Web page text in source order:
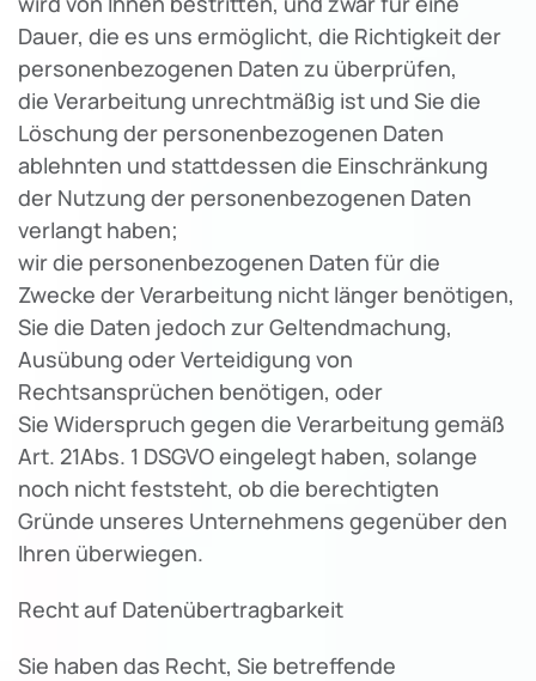
Dauer, die es uns ermöglicht, die Richtigkeit der
personenbezogenen Daten zu überprüfen,
die Verarbeitung unrechtmäßig ist und Sie die
Löschung der personenbezogenen Daten
ablehnten und stattdessen die Einschränkung
der Nutzung der personenbezogenen Daten
verlangt haben;
wir die personenbezogenen Daten für die
Zwecke der Verarbeitung nicht länger benötigen,
Sie die Daten jedoch zur Geltendmachung,
Ausübung oder Verteidigung von
Rechtsansprüchen benötigen, oder
Sie Widerspruch gegen die Verarbeitung gemäß
Art. 21Abs. 1 DSGVO eingelegt haben, solange
noch nicht feststeht, ob die berechtigten
Gründe unseres Unternehmens gegenüber den
Ihren überwiegen.
Recht auf Datenübertragbarkeit
Sie haben das Recht, Sie betreffende